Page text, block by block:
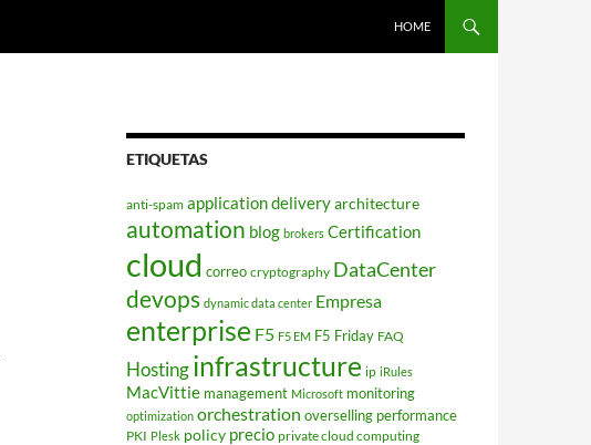
HOME
ETIQUETAS
anti-spam application deliveryarchitecture
automation blog brokers Certification
cloud correo cryptography DataCenter
devops dynamic data center Empresa
enterprise F5 F5 EM F5 Friday FAQ
Hostinginfrastructure ip iRules
MacVittie management Microsoft monitoring
optimization orchestration overselling performance
PKI Plesk policy precio private cloud computing